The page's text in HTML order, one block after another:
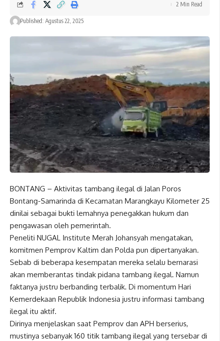
Published: Agustus 22, 2025
2 Min Read
BONTANG – Aktivitas tambang ilegal di Jalan Poros
Bontang-Samarinda di Kecamatan Marangkayu Kilometer 25
dinilai sebagai bukti lemahnya penegakkan hukum dan
pengawasan oleh pemerintah.
Peneliti NUGAL Institute Merah Johansyah mengatakan,
komitmen Pemprov Kaltim dan Polda pun dipertanyakan.
Sebab di beberapa kesempatan mereka selalu bernarasi
akan memberantas tindak pidana tambang ilegal. Namun
faktanya justru berbanding terbalik. Di momentum Hari
Kemerdekaan Republik Indonesia justru informasi tambang
ilegal itu aktif.
Dirinya menjelaskan saat Pemprov dan APH berserius,
mustinya sebanyak 160 titik tambang ilegal yang tersebar di